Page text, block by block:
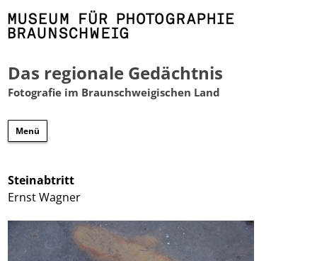
Das regionale Gedächtnis
Fotografie im Braunschweigischen Land
Menü
Zum
springen
Steinabtritt
Ernst Wagner